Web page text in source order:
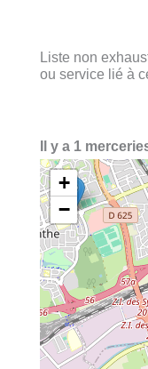
Liste non
ou service lié à
Il y a 1
+
−